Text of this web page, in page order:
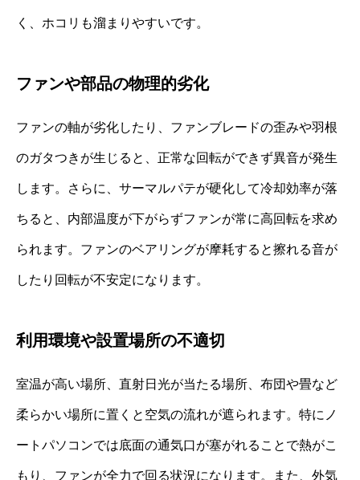
く、ホコリも溜まりやすいです。
ファンや部品の物理的劣化
ファンの軸が劣化したり、ファンブレードの歪みや羽根
のガタつきが生じると、正常な回転ができず異音が発生
します。さらに、サーマルパテが硬化して冷却効率が落
ちると、内部温度が下がらずファンが常に高回転を求め
られます。ファンのベアリングが摩耗すると擦れる音が
したり回転が不安定になります。
利用環境や設置場所の不適切
室温が高い場所、直射日光が当たる場所、布団や畳など
柔らかい場所に置くと空気の流れが遮られます。特にノ
ートパソコンでは底面の通気口が塞がれることで熱がこ
もり、ファンが全力で回る状況になります。また、外気